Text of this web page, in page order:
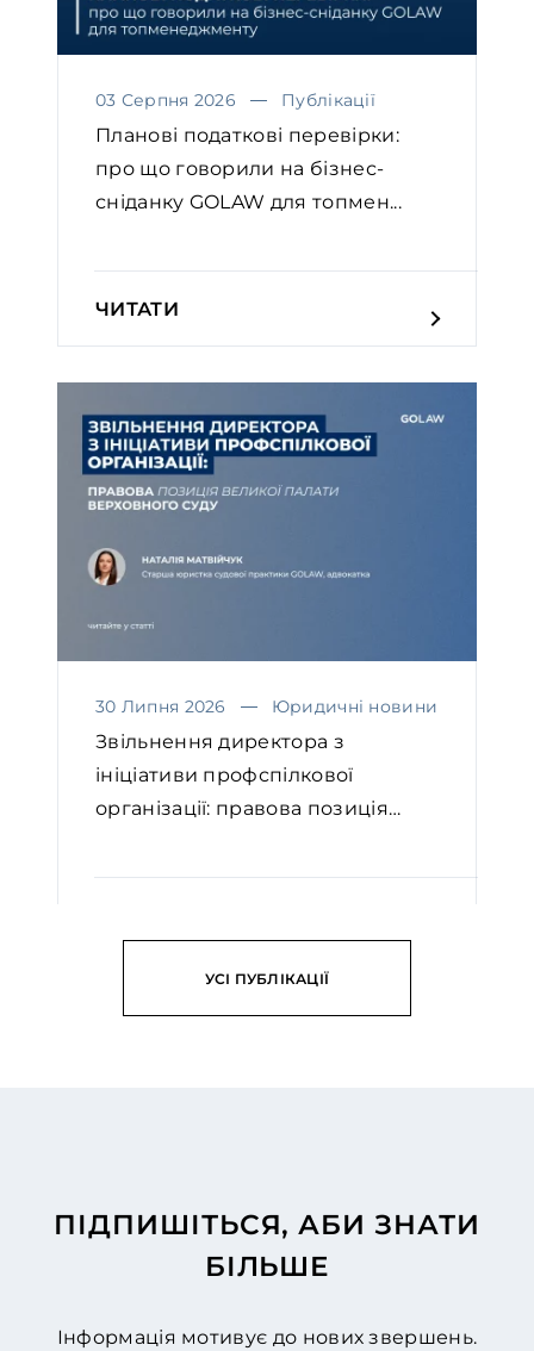
03 Серпня 2026 Публікації
Планові податкові перевірки:
про що говорили на бізнес-
сніданку GOLAW для топмен...
ЧИТАТИ
30 Липня 2026 Юридичні новини
Звільнення директора з
ініціативи профспілкової
організації: правова позиція
УСІ ПУБЛІКАЦІЇ
ПІДПИШІТЬСЯ, АБИ ЗНАТИ
БІЛЬШЕ
Інформація мотивує до нових звершень.